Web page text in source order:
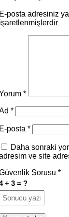
posta adresiniz
*
*
posta *
Daha sonraki
ve site
Sorusu *
+ 3 = ?